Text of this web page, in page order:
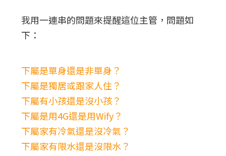
我用一連串的問題來提醒這位主管，問題如
下：
下屬是單身還是非單身？
下屬是獨居或跟家人住？
下屬有小孩還是沒小孩？
下屬是用4G還是用Wify？
下屬家有冷氣還是沒冷氣？
下屬家有限水還是沒限水？